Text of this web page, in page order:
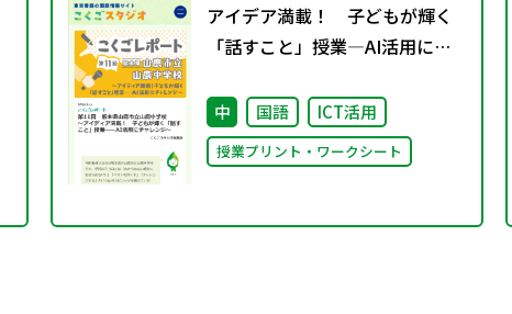
アイデア満載！ 子どもが輝く
「話すこと」授業―AI活用にチ
中 国語 ICT活用
授業プリント・ワークシート